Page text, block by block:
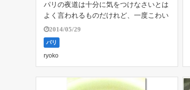
パリの夜道は十分に気をつけなさいとは
よく言われるものだけれど、一度こわい
目に遭ったことがあった。 悪名高いbell
evilleに住んでいたときのこと。レスト
ランに勤めていた仕事柄、帰宅は決まっ
て深夜0時を回った。その日は […]
2014/05/29
パリ
ryoko